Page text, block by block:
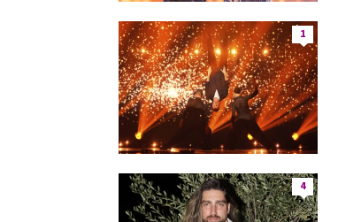
1
4